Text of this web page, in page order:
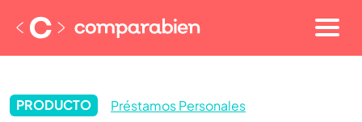
PRODUCTO Préstamos Personales